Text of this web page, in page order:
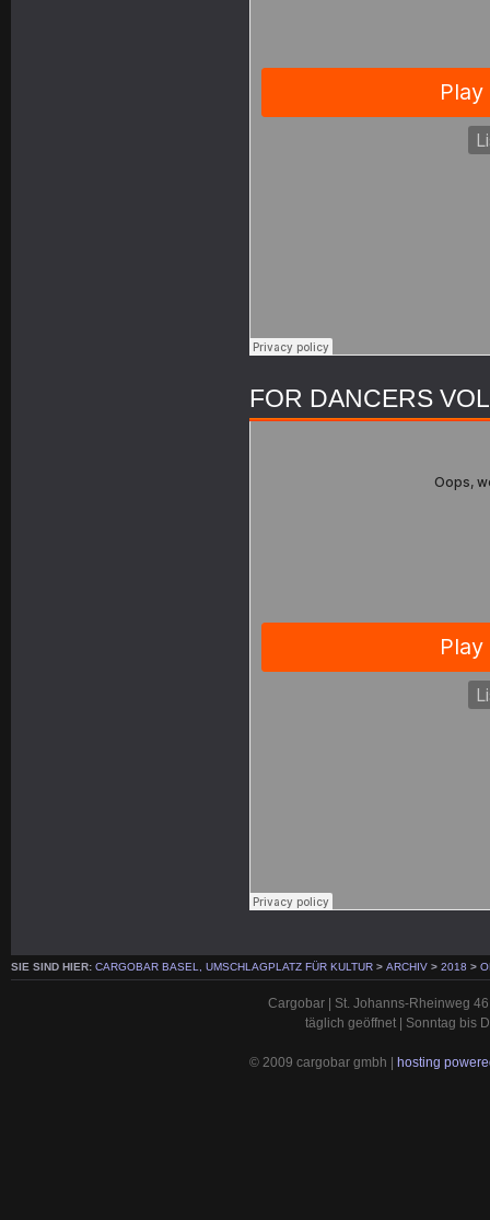
FOR DANCERS
SIE SIND HIER: CARGOBAR BASEL, UMSCHLAGPLATZ FÜR KULTUR > ARCHIV > 2018 >
Cargobar | St. Johanns-Rheinweg
täglich geöffnet | Sonntag bis
© 2009 cargobar gmbh | hosting